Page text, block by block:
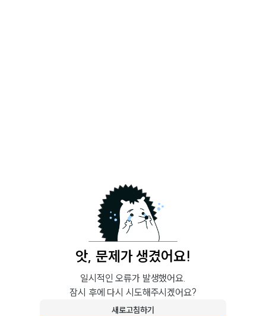
앗, 문제가 생겼어요!
일시적인 오류가 발생했어요.
잠시 후에 다시 시도해주시겠어요?
새로고침하기